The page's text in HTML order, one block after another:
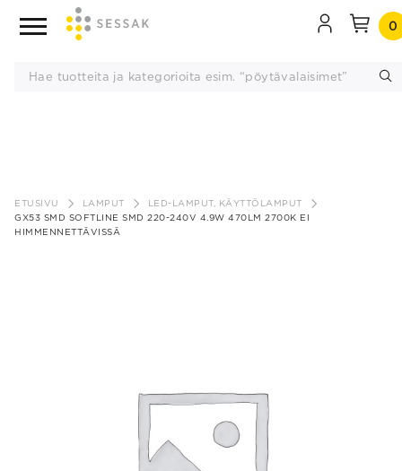
sisältöön
0
ETUSIVU LAMPUT
LED-LAMPUT, KÄYTTÖLAMPUT
GX53 SMD SOFTLINE SMD 220-240V 4.9W 470LM 2700K EI
HIMMENNETTÄVISSÄ